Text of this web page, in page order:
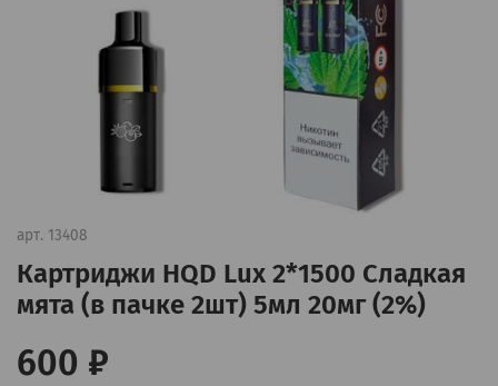
арт. 13408
Картриджи HQD Lux 2*1500 Сладкая
мята (в пачке 2шт) 5мл 20мг (2%)
600 ₽